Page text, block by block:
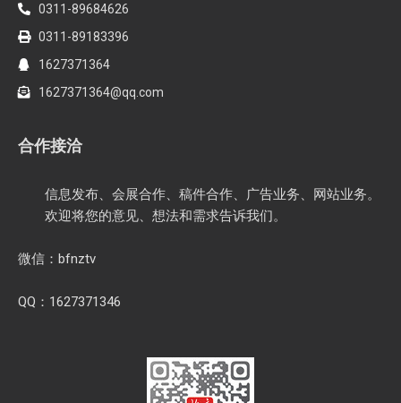
0311-89684626
0311-89183396
1627371364
1627371364@qq.com
合作接洽
信息发布、会展合作、稿件合作、广告业务、网站业务。
欢迎将您的意见、想法和需求告诉我们。
微信：bfnztv
QQ：1627371346